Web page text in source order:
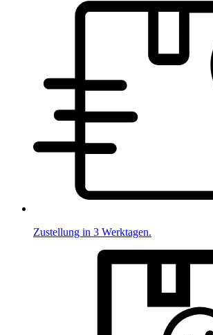
Zustellung in 3 Werktagen.